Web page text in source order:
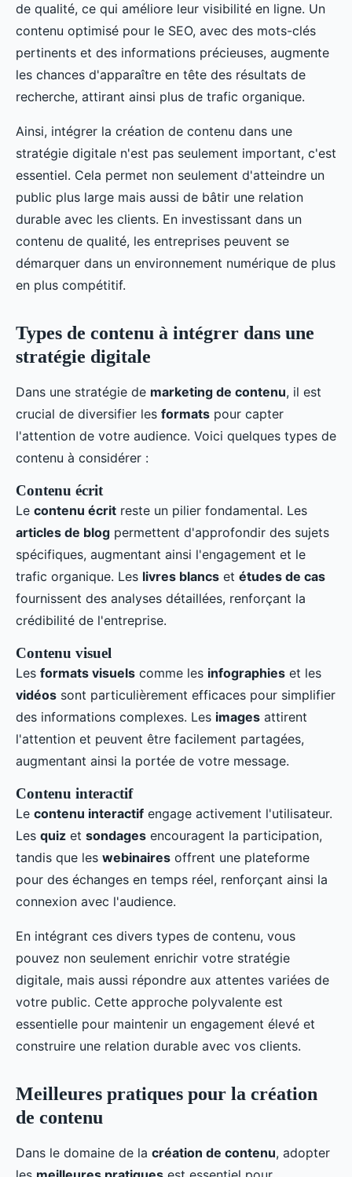
de qualité, ce qui améliore leur visibilité en ligne. Un
contenu optimisé pour le SEO, avec des mots-clés
pertinents et des informations précieuses, augmente
les chances d'apparaître en tête des résultats de
recherche, attirant ainsi plus de trafic organique.
Ainsi, intégrer la création de contenu dans une
stratégie digitale n'est pas seulement important, c'est
essentiel. Cela permet non seulement d'atteindre un
public plus large mais aussi de bâtir une relation
durable avec les clients. En investissant dans un
contenu de qualité, les entreprises peuvent se
démarquer dans un environnement numérique de plus
en plus compétitif.
Types de contenu à intégrer dans une
stratégie digitale
Dans une stratégie de marketing de contenu, il est
crucial de diversifier les formats pour capter
l'attention de votre audience. Voici quelques types de
contenu à considérer :
Contenu écrit
Le contenu écrit reste un pilier fondamental. Les
articles de blog permettent d'approfondir des sujets
spécifiques, augmentant ainsi l'engagement et le
trafic organique. Les livres blancs et études de cas
fournissent des analyses détaillées, renforçant la
crédibilité de l'entreprise.
Contenu visuel
Les formats visuels comme les infographies et les
vidéos sont particulièrement efficaces pour simplifier
des informations complexes. Les images attirent
l'attention et peuvent être facilement partagées,
augmentant ainsi la portée de votre message.
Contenu interactif
Le contenu interactif engage activement l'utilisateur.
Les quiz et sondages encouragent la participation,
tandis que les webinaires offrent une plateforme
pour des échanges en temps réel, renforçant ainsi la
connexion avec l'audience.
En intégrant ces divers types de contenu, vous
pouvez non seulement enrichir votre stratégie
digitale, mais aussi répondre aux attentes variées de
votre public. Cette approche polyvalente est
essentielle pour maintenir un engagement élevé et
construire une relation durable avec vos clients.
Meilleures pratiques pour la création
de contenu
Dans le domaine de la création de contenu, adopter